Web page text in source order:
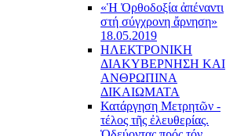
«Ἡ Ὀρθοδοξία ἀπέναντι
στή σύγχρονη ἄρνηση»
18.05.2019
ΗΛΕΚΤΡΟΝΙΚΗ
ΔΙΑΚΥΒΕΡΝΗΣΗ ΚΑΙ
ΑΝΘΡΩΠΙΝΑ
ΔΙΚΑΙΩΜΑΤΑ
Κατάργηση Μετρητῶν -
τέλος τῆς ἐλευθερίας.